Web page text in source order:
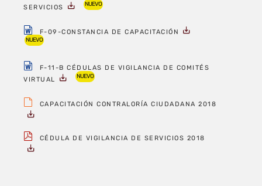
SERVICIOS
NUEVO
F-09-CONSTANCIA DE CAPACITACIÓN
NUEVO
F-11-B CÉDULAS DE VIGILANCIA DE COMITÉS
VIRTUAL
NUEVO
CAPACITACIÓN CONTRALORÍA CIUDADANA 2018
CÉDULA DE VIGILANCIA DE SERVICIOS 2018